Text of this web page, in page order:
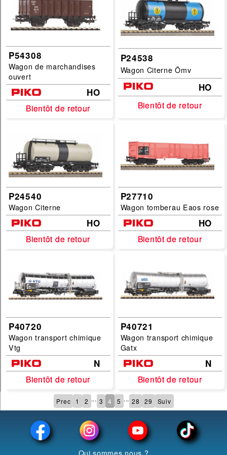
P54308
Wagon de marchandises
ouvert
HO
Bientôt de retour
Bientôt de retour
P24538
Wagon Citerne Ömv
HO
Bientôt de retour
Bientôt de retour
P24540
Wagon Citerne
HO
Bientôt de retour
Bientôt de retour
P27710
Wagon tomberau Eaos rose
HO
Bientôt de retour
Bientôt de retour
P40720
Wagon transport chimique
Vtg
N
Bientôt de retour
Bientôt de retour
P40721
Wagon transport chimique
Gatx
N
Bientôt de retour
Bientôt de retour
Prec 1 2 ... 3 4 5 ... 28 29 Suiv
Qui sommes nous ?